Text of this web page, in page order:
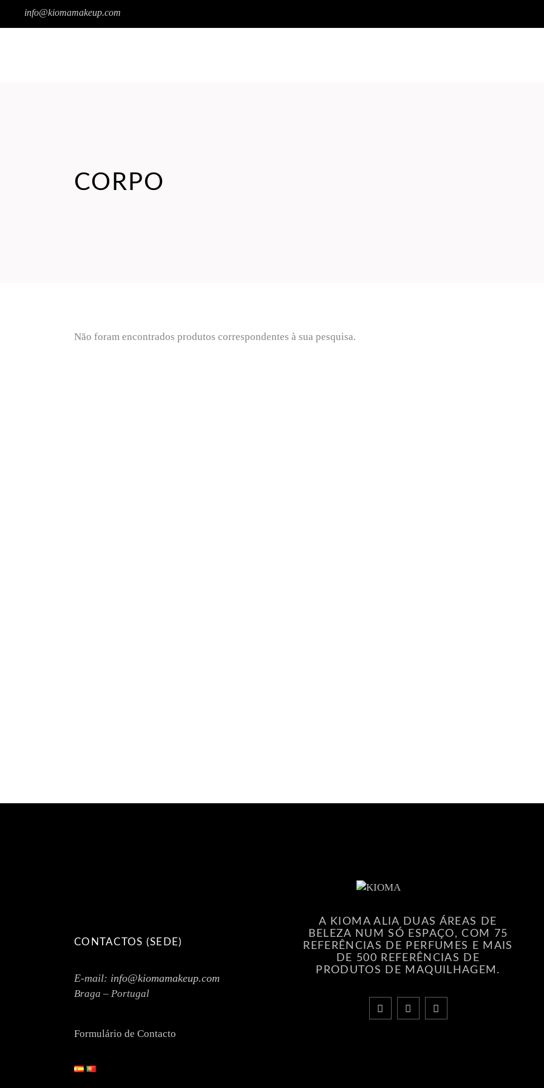
info@kiomamakeup.com
CORPO
Não foram encontrados produtos correspondentes à sua pesquisa.
CONTACTOS (SEDE)
E-mail: info@kiomamakeup.com
Braga – Portugal
Formulário de Contacto
A KIOMA ALIA DUAS ÁREAS DE
BELEZA NUM SÓ ESPAÇO, COM 75
REFERÊNCIAS DE PERFUMES E MAIS
DE 500 REFERÊNCIAS DE
PRODUTOS DE MAQUILHAGEM.